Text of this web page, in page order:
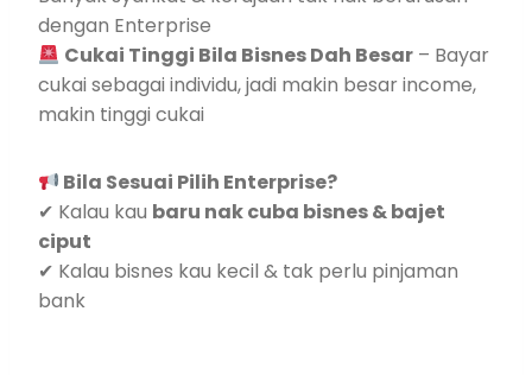
dengan Enterprise
Cukai Tinggi Bila Bisnes Dah Besar – Bayar
cukai sebagai individu, jadi makin besar income,
makin tinggi cukai
Bila Sesuai Pilih Enterprise?
✔ Kalau kau baru nak cuba bisnes & bajet
ciput
✔ Kalau bisnes kau kecil & tak perlu pinjaman
bank